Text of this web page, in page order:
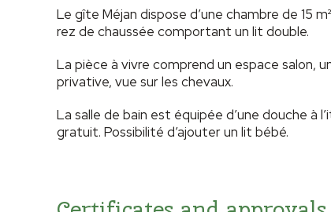
Le gîte Méjan dispose d’une chambre de 15
rez de chaussée comportant un lit double.
La pièce à vivre comprend un espace salon,
privative, vue sur les chevaux.
La salle de bain est équipée d’une douche à
gratuit. Possibilité d’ajouter un lit bébé.